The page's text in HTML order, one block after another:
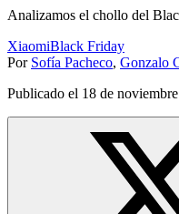
Analizamos el chollo del
XiaomiBlack Friday
Por Sofía Pacheco, Gonzalo
Publicado el 18 de